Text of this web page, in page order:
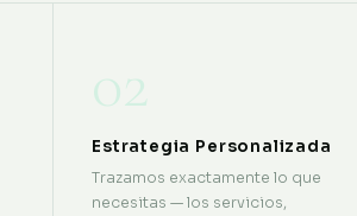
02
Estrategia Personalizada
Trazamos exactamente lo que
necesitas — los servicios,